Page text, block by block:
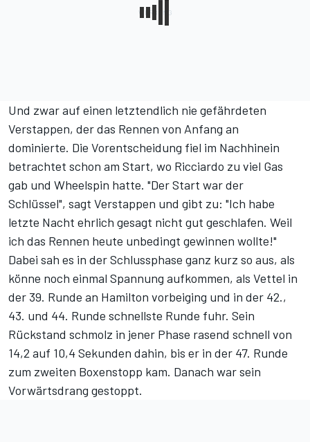
Und zwar auf einen letztendlich nie gefährdeten
Verstappen, der das Rennen von Anfang an
dominierte. Die Vorentscheidung fiel im Nachhinein
betrachtet schon am Start, wo Ricciardo zu viel Gas
gab und Wheelspin hatte. "Der Start war der
Schlüssel", sagt Verstappen und gibt zu: "Ich habe
letzte Nacht ehrlich gesagt nicht gut geschlafen. Weil
ich das Rennen heute unbedingt gewinnen wollte!"
Dabei sah es in der Schlussphase ganz kurz so aus, als
könne noch einmal Spannung aufkommen, als Vettel in
der 39. Runde an Hamilton vorbeiging und in der 42.,
43. und 44. Runde schnellste Runde fuhr. Sein
Rückstand schmolz in jener Phase rasend schnell von
14,2 auf 10,4 Sekunden dahin, bis er in der 47. Runde
zum zweiten Boxenstopp kam. Danach war sein
Vorwärtsdrang gestoppt.